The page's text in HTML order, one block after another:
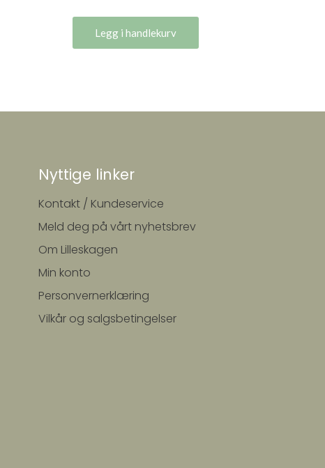
Legg i handlekurv
Nyttige linker
Kontakt / Kundeservice
Meld deg på vårt nyhetsbrev
Om Lilleskagen
Min konto
Personvernerklæring
Vilkår og salgsbetingelser